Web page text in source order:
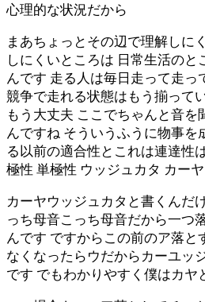
心理的な状況だから
まあちょっとその辺で理解しに
しにくいところは 日常生活のと
んです 走る人は毎日走って走っ
競争で走れる状態はもう揃って
もう大丈夫 ここでちゃんと音を
んですね そういうふうに物事を
る以前の適合性とこれは連達性
極性 単極性 ウッジュカタ カー
カーヤウッジュカタと書くんだ
っち母音こっち母音だから一つ
んです ですからこの前のア落と
なくなったらウだからカーユッ
です でもわかりやすく僕はカヤ